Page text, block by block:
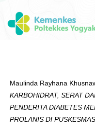
Maulinda Rayhana
KARBOHIDRAT, SERAT
PENDERITA DIABETES
PROLANIS DI